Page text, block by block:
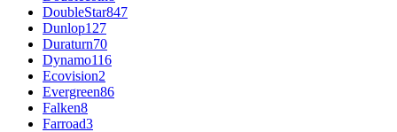
DoubleStar847
Dunlop127
Duraturn70
Dynamo116
Ecovision2
Evergreen86
Falken8
Farroad3